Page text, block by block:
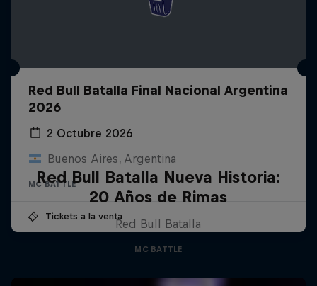
Red Bull Batalla Final Nacional Argentina
2026
2 Octubre 2026
Buenos Aires, Argentina
MC BATTLE
Tickets a la venta
Red Bull Batalla Nueva Historia:
20 Años de Rimas
Red Bull Batalla
MC BATTLE